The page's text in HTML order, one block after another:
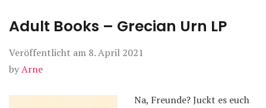
Adult Books – Grecian Urn LP
Veröffentlicht am 8. April 2021
byArne
Na, Freunde? Juckt es euch